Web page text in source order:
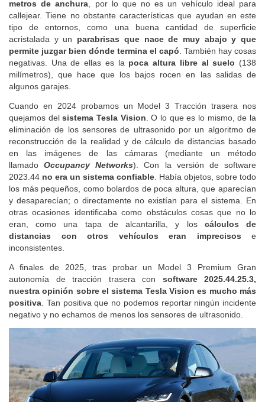
metros de anchura, por lo que no es un vehículo ideal para
callejear. Tiene no obstante características que ayudan en este
tipo de entornos, como una buena cantidad de superficie
acristalada y unparabrisas que nace de muy abajo y que
permite juzgar bien dónde termina el capó . También hay cosas
negativas. Una de ellas es lapoca altura libre al suelo(138
milímetros), que hace que los bajos rocen en las salidas de
Cuando en 2024 probamos un Model 3 Tracción trasera nos
quejamos delsistema Tesla Vision. O lo que es lo mismo, de la
eliminación de los sensores de ultrasonido por un algoritmo de
reconstrucción de la realidad y de cálculo de distancias basado
en las imágenes de las cámaras (mediante un método
llamadoOccupancy Networks). Con la versión de software
2023.44no era un sistema confiable . Había objetos, sobre todo
los más pequeños, como bolardos de poca altura, que aparecían
y desaparecían; o directamente no existían para el sistema. En
otras ocasiones identificaba como obstáculos cosas que no lo
eran, como una tapa de alcantarilla, y loscálculos de
distancias con otros vehículos eran imprecisos
A finales de 2025, tras probar un Model 3 Premium Gran
autonomía de tracción trasera consoftware 2025.44.25.3,
nuestra opinión sobre el sistema Tesla Vision es mucho más
positiva . Tan positiva que no podemos reportar ningún incidente